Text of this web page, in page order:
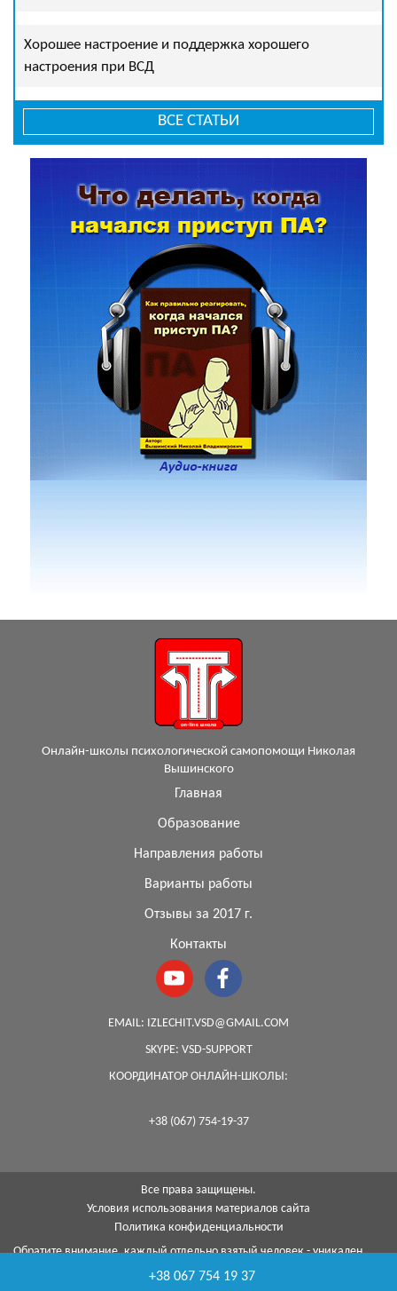
Хорошее настроение и поддержка хорошего
настроения при ВСД
ВСЕ СТАТЬИ
Онлайн-школы психологической самопомощи Николая
Вышинского
Главная
Образование
Направления работы
Варианты работы
Отзывы за 2017 г.
Контакты
EMAIL: IZLECHIT.VSD@GMAIL.COM
SKYPE: VSD-SUPPORT
КООРДИНАТОР ОНЛАЙН-ШКОЛЫ:
+38 (067) 754-19-37
Все права защищены.
Условия использования материалов сайта
Политика конфиденциальности
Обратите внимание, каждый отдельно взятый человек - уникален,
помощью моей методики я смогу помочь каждому...
+38 067 754 19 37